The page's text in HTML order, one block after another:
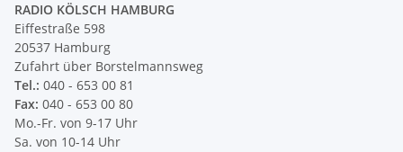
RADIO KÖLSCH HAMBURG
Eiffestraße 598
20537 Hamburg
Zufahrt über Borstelmannsweg
Tel.: 040 - 653 00 81
Fax: 040 - 653 00 80
Mo.-Fr. von 9-17 Uhr
Sa. von 10-14 Uhr